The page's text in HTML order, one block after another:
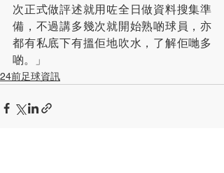
次正式做評述就用咗全日做資料搜集準
備，不過講多幾次就開始熟啲球員，亦
都有私底下有搵佢地吹水，了解佢哋多
啲。」
24前足球資訊